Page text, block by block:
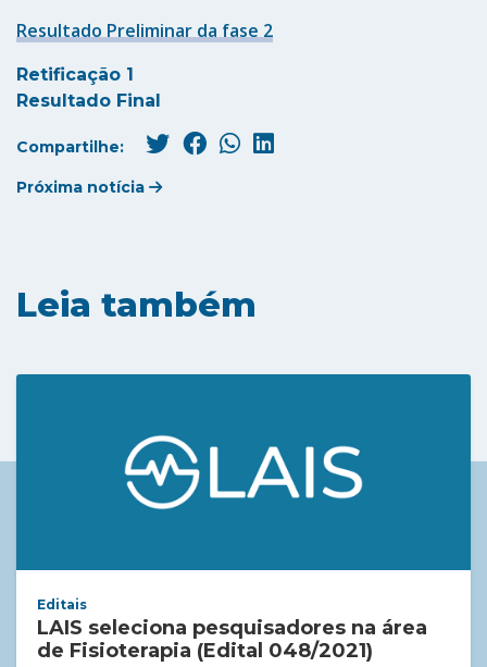
Resultado Preliminar da fase 2
Retificação 1
Resultado Final
Compartilhe:
Próxima notícia
Leia também
Editais
LAIS seleciona pesquisadores na área
de Fisioterapia (Edital 048/2021)